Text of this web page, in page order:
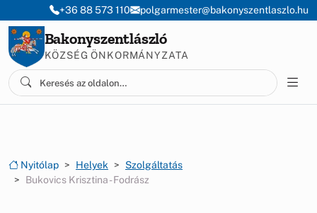
Ugrás a menüre
Ugrás a tartalomra
+36 88 573 110 polgarmester@bakonyszentlaszlo.hu
Bakonyszentlászló
KÖZSÉG ÖNKORMÁNYZATA
Nyitólap Helyek
Szolgáltatás
Bukovics Krisztina - Fodrász